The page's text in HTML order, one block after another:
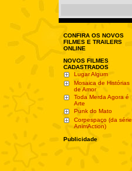
CONFIRA OS NOVOS
FILMES E TRAILERS
ONLINE
NOVOS FILMES
CADASTRADOS
Lugar Algum
Mosaica de Histórias
de Amor
Toda Merda Agora é
Arte
Punk do Mato
Corpespaço (da série
AnimAction)
Publicidade